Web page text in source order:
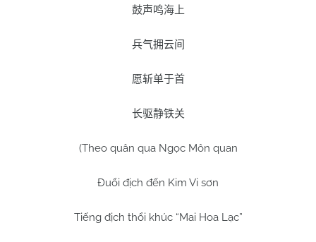
鼓声鸣海上
兵气拥云间
愿斩单于首
长驱静铁关
(Theo quân qua Ngọc Môn quan
Đuổi địch đến Kim Vi sơn
Tiếng địch thổi khúc “Mai Hoa Lạc”